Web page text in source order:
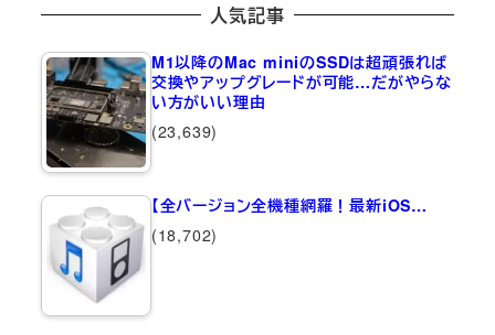
人気記事
M1以降のMac miniのSSDは超頑張れば
交換やアップグレードが可能…だがやらな
い方がいい理由
(23,639)
【全バージョン全機種網羅！最新iOS…
(18,702)